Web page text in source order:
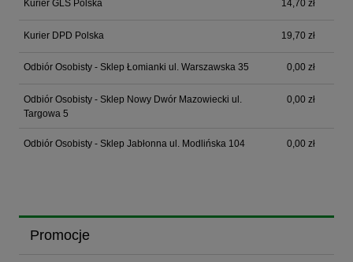
Kurier GLS Polska 14,70 zł
Kurier DPD Polska 19,70 zł
Odbiór Osobisty - Sklep Łomianki ul. Warszawska 35 0,00 zł
Odbiór Osobisty - Sklep Nowy Dwór Mazowiecki ul.
Targowa 5
0,00 zł
Odbiór Osobisty - Sklep Jabłonna ul. Modlińska 104 0,00 zł
Promocje